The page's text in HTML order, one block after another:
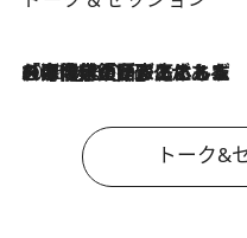
2026.8.3
「今後値上げがあるとすれば…」「リスクがあるのは今年の冬」エネルギー専門家が語る、ホルムズ海峡封鎖が家庭にもたらす“ある心配”
トーク&